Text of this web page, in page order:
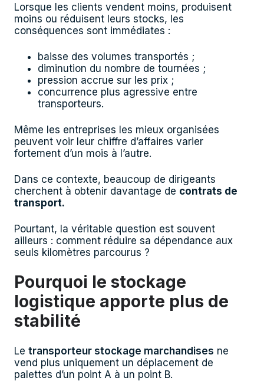
Lorsque les clients vendent moins, produisent
moins ou réduisent leurs stocks, les
conséquences sont immédiates :
baisse des volumes transportés ;
diminution du nombre de tournées ;
pression accrue sur les prix ;
concurrence plus agressive entre
transporteurs.
Même les entreprises les mieux organisées
peuvent voir leur chiffre d’affaires varier
fortement d’un mois à l’autre.
Dans ce contexte, beaucoup de dirigeants
cherchent à obtenir davantage de contrats de
transport.
Pourtant, la véritable question est souvent
ailleurs : comment réduire sa dépendance aux
seuls kilomètres parcourus ?
Pourquoi le stockage
logistique apporte plus de
stabilité
Le transporteur stockage marchandises ne
vend plus uniquement un déplacement de
palettes d’un point A à un point B.